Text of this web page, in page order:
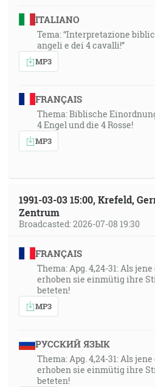
ITALIANO
Tema: “Interpretazione
angeli e dei 4 cavalli!”
MP3
FRANÇAIS
Thema: Biblische
4 Engel und die 4 Rosse!
MP3
1991-03-03 15:00, Krefeld,
Zentrum
Broadcasted: 2026-07-08 19:30
FRANÇAIS
Thema: Apg. 4,24-31: Als
erhoben sie einmütig ihre
beteten!
MP3
РУССКИЙ ЯЗЫК
Thema: Apg. 4,24-31: Als
erhoben sie einmütig ihre
beteten!